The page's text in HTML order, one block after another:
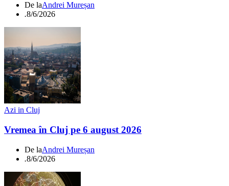
De laAndrei Mureșan
.8/6/2026
Azi in Cluj
Vremea în Cluj pe 6 august 2026
De laAndrei Mureșan
.8/6/2026